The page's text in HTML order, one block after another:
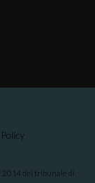
2014 del tribunale di